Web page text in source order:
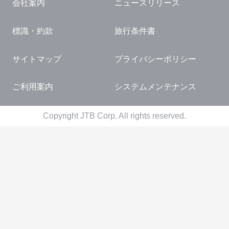
会社案内 ニュースリリース
標識・約款 旅行条件書
サイトマップ プライバシーポリシー
ご利用案内 システムメンテナンス
Copyright JTB Corp. All rights reserved.